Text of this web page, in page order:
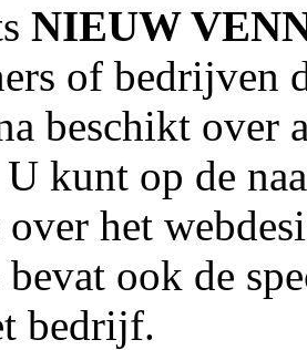
NIEUW
of bedrijven
beschikt over
kunt op de
het
ook de
bedrijf.